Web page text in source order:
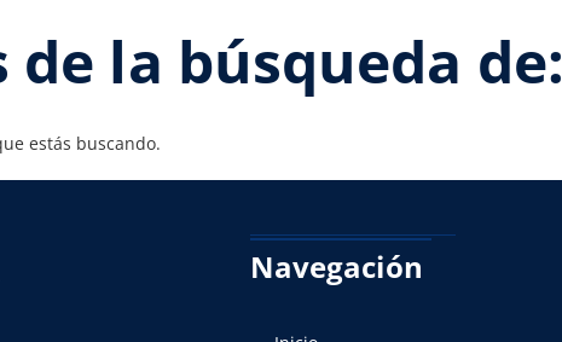
de la búsqueda de:
estás buscando.
Navegación